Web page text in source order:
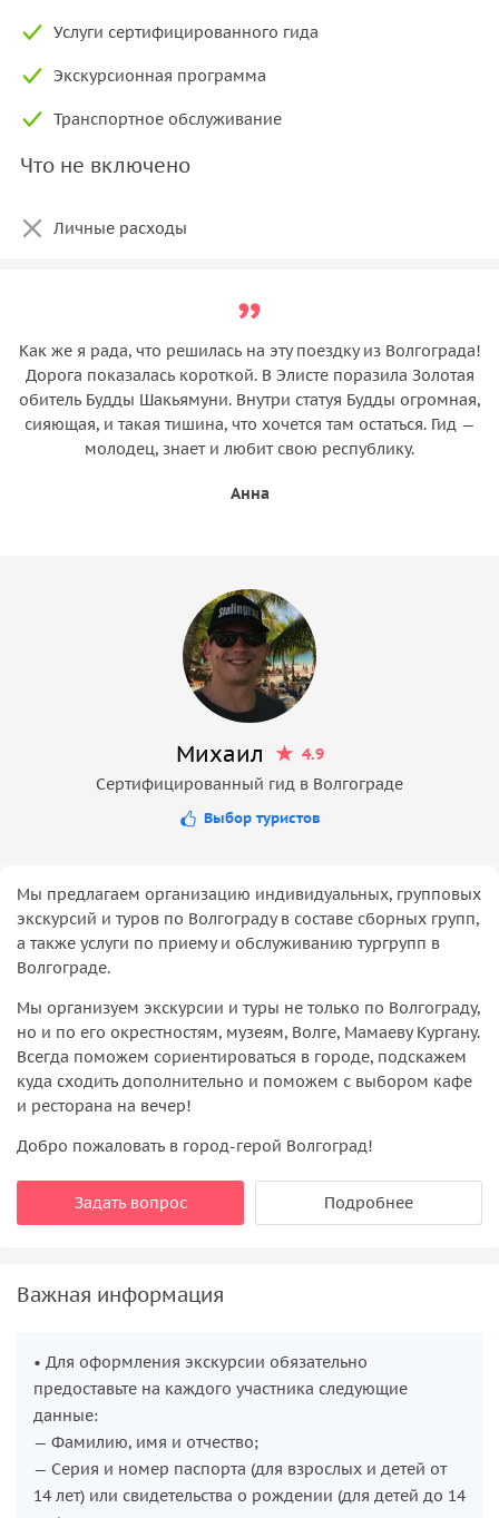
Услуги сертифицированного гида
Экскурсионная программа
Транспортное обслуживание
Что не включено
Личные расходы
Как же я рада, что решилась на эту поездку из Волгограда!
Дорога показалась короткой. В Элисте поразила Золотая
обитель Будды Шакьямуни. Внутри статуя Будды огромная,
сияющая, и такая тишина, что хочется там остаться. Гид —
молодец, знает и любит свою республику.
Анна
Михаил
4.9
Сертифицированный гид в Волгограде
Выбор туристов
Мы предлагаем организацию индивидуальных, групповых
экскурсий и туров по Волгограду в составе сборных групп,
а также услуги по приему и обслуживанию тургрупп в
Волгограде.
Мы организуем экскурсии и туры не только по Волгограду,
но и по его окрестностям, музеям, Волге, Мамаеву Кургану.
Всегда поможем сориентироваться в городе, подскажем
куда сходить дополнительно и поможем с выбором кафе
и ресторана на вечер!
Добро пожаловать в город-герой Волгоград!
Задать вопрос Подробнее
Важная информация
• Для оформления экскурсии обязательно
предоставьте на каждого участника следующие
данные:
— Фамилию, имя и отчество;
— Серия и номер паспорта (для взрослых и детей от
14 лет) или свидетельства о рождении (для детей до 14